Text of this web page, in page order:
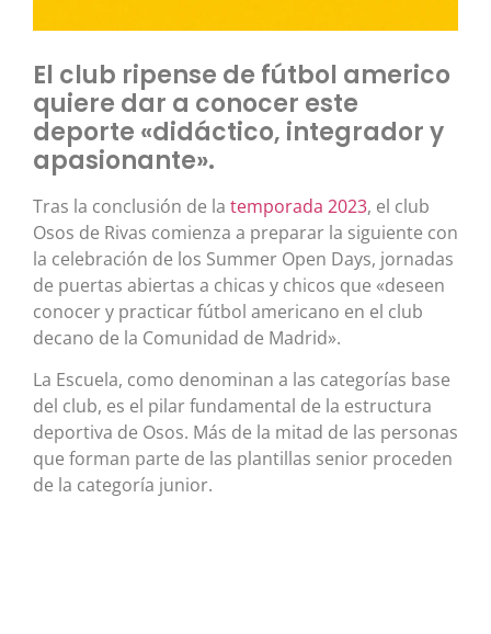
El club ripense de fútbol americo
quiere dar a conocer este
deporte «didáctico, integrador y
apasionante».
Tras la conclusión de la temporada 2023, el club
Osos de Rivas comienza a preparar la siguiente con
la celebración de los Summer Open Days, jornadas
de puertas abiertas a chicas y chicos que «deseen
conocer y practicar fútbol americano en el club
decano de la Comunidad de Madrid».
La Escuela, como denominan a las categorías base
del club, es el pilar fundamental de la estructura
deportiva de Osos. Más de la mitad de las personas
que forman parte de las plantillas senior proceden
de la categoría junior.